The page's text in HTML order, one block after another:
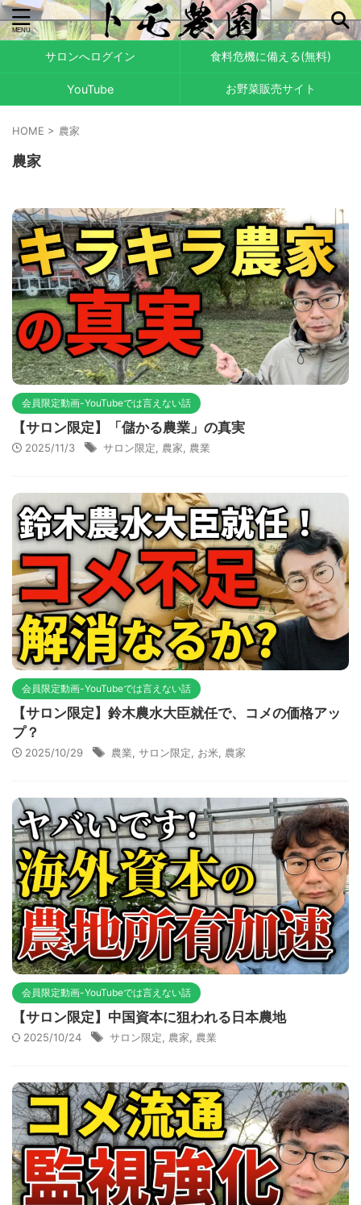
サロンへログイン 食料危機に備える(無料)
YouTube お野菜販売サイト
HOME > 農家
農家
会員限定動画-YouTubeでは言えない話
【サロン限定】「儲かる農業」の真実
2025/11/3 サロン限定, 農家, 農業
会員限定動画-YouTubeでは言えない話
【サロン限定】鈴木農水大臣就任で、コメの価格アッ
プ？
2025/10/29 農業 サロン限定 お米 農家
会員限定動画-YouTubeでは言えない話
【サロン限定】中国資本に狙われる日本農地
2025/10/24 サロン限定 農家 農業